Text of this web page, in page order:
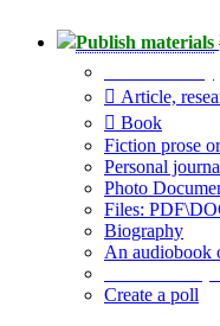
Publish materials
Article,
Book
Fiction prose
Personal
Photo
Files:
Biography
An audiobook
Create a poll